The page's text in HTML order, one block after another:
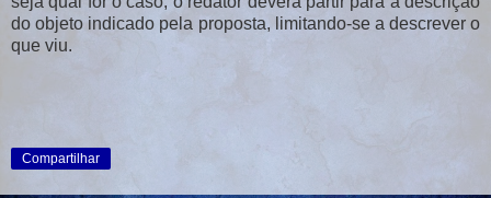
do objeto indicado pela proposta, limitando-se a descrever o
que viu.
Compartilhar